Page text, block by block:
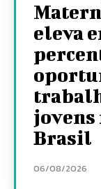
eleva
jovens
Brasil
06/08/2026